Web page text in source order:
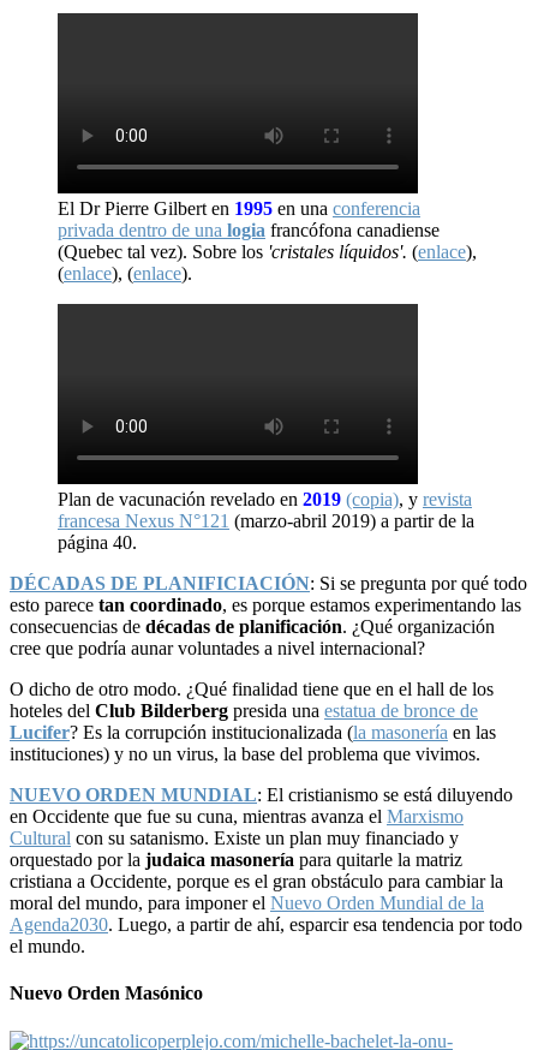
El Dr Pierre Gilbert en 1995 en una conferencia
privada dentro de una logia francófona canadiense
(Quebec tal vez). Sobre los 'cristales líquidos'. (enlace),
(enlace), (enlace).
Plan de vacunación revelado en 2019 (copia), y revista
francesa Nexus N°121 (marzo-abril 2019) a partir de la
página 40.
DÉCADAS DE PLANIFICIACIÓN: Si se pregunta por qué todo
esto parece tan coordinado, es porque estamos experimentando las
consecuencias de décadas de planificación. ¿Qué organización
cree que podría aunar voluntades a nivel internacional?
O dicho de otro modo. ¿Qué finalidad tiene que en el hall de los
hoteles del Club Bilderberg presida una estatua de bronce de
Lucifer? Es la corrupción institucionalizada (la masonería en las
instituciones) y no un virus, la base del problema que vivimos.
NUEVO ORDEN MUNDIAL: El cristianismo se está diluyendo
en Occidente que fue su cuna, mientras avanza el Marxismo
Cultural con su satanismo. Existe un plan muy financiado y
orquestado por la judaica masonería para quitarle la matriz
cristiana a Occidente, porque es el gran obstáculo para cambiar la
moral del mundo, para imponer el Nuevo Orden Mundial de la
Agenda2030. Luego, a partir de ahí, esparcir esa tendencia por todo
el mundo.
Nuevo Orden Masónico